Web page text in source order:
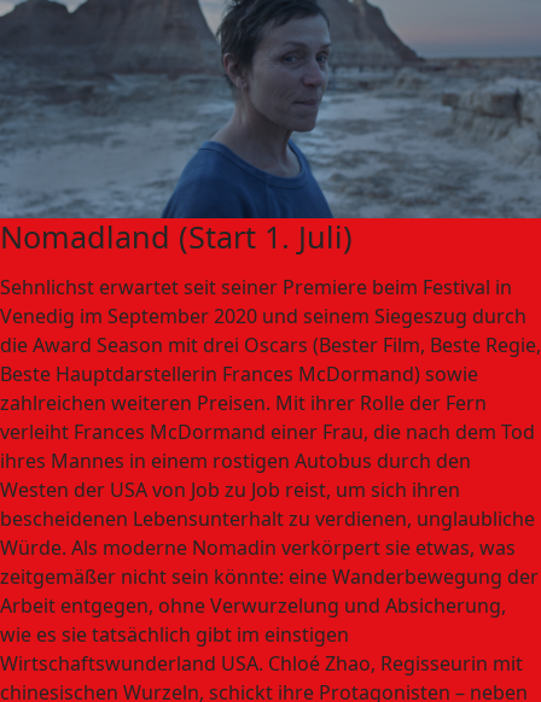
Nomadland (Start 1. Juli)
Sehnlichst erwartet seit seiner Premiere beim Festival in
Venedig im September 2020 und seinem Siegeszug durch
die Award Season mit drei Oscars (Bester Film, Beste Regie,
Beste Hauptdarstellerin Frances McDormand) sowie
zahlreichen weiteren Preisen. Mit ihrer Rolle der Fern
verleiht Frances McDormand einer Frau, die nach dem Tod
ihres Mannes in einem rostigen Autobus durch den
Westen der USA von Job zu Job reist, um sich ihren
bescheidenen Lebensunterhalt zu verdienen, unglaubliche
Würde. Als moderne Nomadin verkörpert sie etwas, was
zeitgemäßer nicht sein könnte: eine Wanderbewegung der
Arbeit entgegen, ohne Verwurzelung und Absicherung,
wie es sie tatsächlich gibt im einstigen
Wirtschaftswunderland USA. Chloé Zhao, Regisseurin mit
chinesischen Wurzeln, schickt ihre Protagonisten – neben